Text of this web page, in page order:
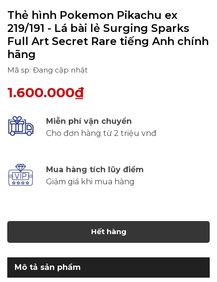
Thẻ hình Pokemon Pikachu ex
219/191 - Lá bài lẻ Surging Sparks
Full Art Secret Rare tiếng Anh chính
hãng
Mã sp: Đang cập nhật
1.600.000₫
Miễn phí vận chuyển
Cho đơn hàng từ 2 triệu vnđ
Mua hàng tích lũy điểm
Giảm giá khi mua hàng
Hết hàng
Mô tả sản phẩm